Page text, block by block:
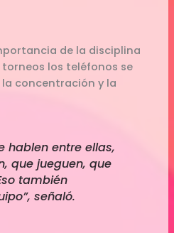
de la disciplina
los teléfonos se
concentración y la
hablen entre ellas,
que jueguen, que
también
señaló.